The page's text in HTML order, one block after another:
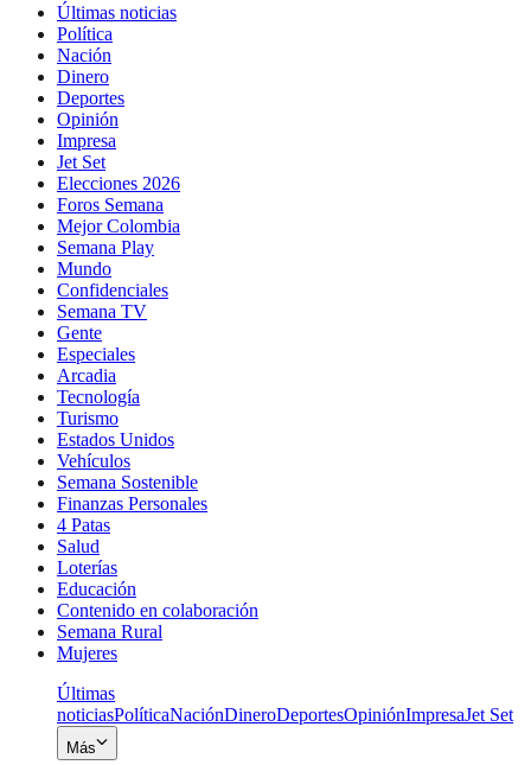
Últimas noticias
Política
Nación
Dinero
Deportes
Opinión
Impresa
Jet Set
Elecciones 2026
Foros Semana
Mejor Colombia
Semana Play
Mundo
Confidenciales
Semana TV
Gente
Especiales
Arcadia
Tecnología
Turismo
Estados Unidos
Vehículos
Semana Sostenible
Finanzas Personales
4 Patas
Salud
Loterías
Educación
Contenido en colaboración
Semana Rural
Mujeres
Últimas
noticiasPolíticaNaciónDineroDeportesOpiniónImpresaJet Set
Más